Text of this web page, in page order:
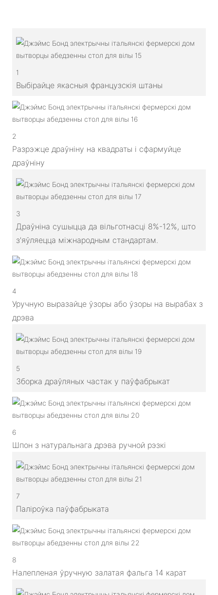
1
Выбірайце якасныя французскія штаны
2
Разрэжце драўніну на квадраты і сфармуйце
драўніну
3
Драўніна сушыцца да вільготнасці 8%-12%, што
з'яўляецца міжнародным стандартам.
4
Уручную выразайце ўзоры або ўзоры на вырабах з
дрэва
5
Зборка драўляных частак у паўфабрыкат
6
Шпон з натуральнага дрэва ручной рэзкі
7
Паліроўка паўфабрыката
8
Налепленая ўручную залатая фальга 14 карат